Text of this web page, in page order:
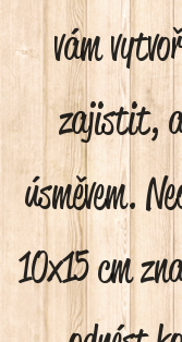
vám
zajistit,
úsměvem.
10x15 cm